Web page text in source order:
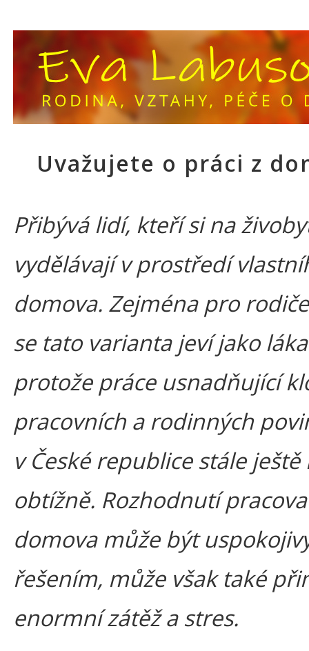
Uvažujete o práci z
Přibývá lidí, kteří si na
vydělávají v prostředí
domova. Zejména pro
se tato varianta jeví jako
protože práce usnadňující
pracovních a rodinných
v České republice stále ještě
obtížně. Rozhodnutí
domova může být
řešením, může však také
enormní zátěž a stres.